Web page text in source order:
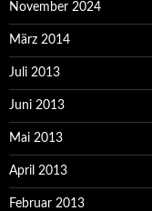
November 2024
März 2014
Juli 2013
Juni 2013
Mai 2013
April 2013
Februar 2013